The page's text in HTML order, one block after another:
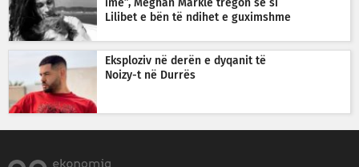
ime”, Meghan Markle tregon se si
Lilibet e bën të ndihet e guximshme
Eksploziv në derën e dyqanit të
Noizy-t në Durrës